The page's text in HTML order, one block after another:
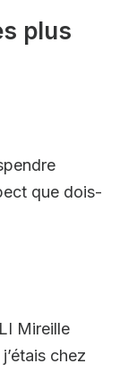
plus
que dois-
Mireille
chez